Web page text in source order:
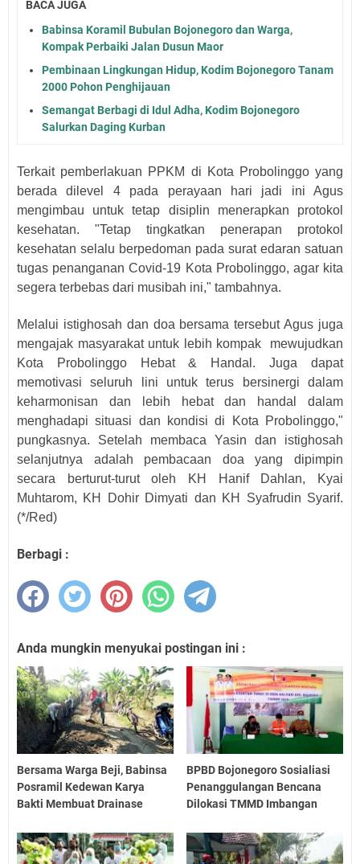
BACA JUGA
Babinsa Koramil Bubulan Bojonegoro dan Warga,
Kompak Perbaiki Jalan Dusun Maor
Pembinaan Lingkungan Hidup, Kodim Bojonegoro Tanam
2000 Pohon Penghijauan
Semangat Berbagi di Idul Adha, Kodim Bojonegoro
Salurkan Daging Kurban
Terkait pemberlakuan PPKM di Kota Probolinggo yang
berada dilevel 4 pada perayaan hari jadi ini Agus
mengimbau untuk tetap disiplin menerapkan protokol
kesehatan. "Tetap tingkatkan penerapan protokol
kesehatan selalu berpedoman pada surat edaran satuan
tugas penanganan Covid-19 Kota Probolinggo, agar kita
segera terbebas dari musibah ini," tambahnya.
Melalui istighosah dan doa bersama tersebut Agus juga
mengajak masyarakat untuk lebih kompak mewujudkan
Kota Probolinggo Hebat & Handal. Juga dapat
memotivasi seluruh lini untuk terus bersinergi dalam
keharmonisan dan lebih hebat dan handal dalam
menghadapi situasi dan kondisi di Kota Probolinggo,"
pungkasnya. Setelah membaca Yasin dan istighosah
selanjutnya adalah pembacaan doa yang dipimpin
secara berturut-turut oleh KH Hanif Dahlan, Kyai
Muhtarom, KH Dohir Dimyati dan KH Syafrudin Syarif.
(*/Red)
Berbagi :
Anda mungkin menyukai postingan ini :
Bersama Warga Beji, Babinsa
Posramil Kedewan Karya
Bakti Membuat Drainase
BPBD Bojonegoro Sosialiasi
Penanggulangan Bencana
Dilokasi TMMD Imbangan